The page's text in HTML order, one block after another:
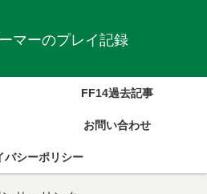
マーのプレイ記録
FF14過去記事
お問い合わせ
バシーポリシー